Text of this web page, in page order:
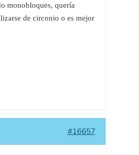
monobloques, quería
de circonio o es mejor
#16657